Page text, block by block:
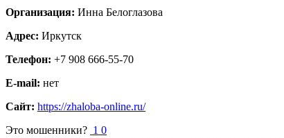
Организация: Инна Белоглазова
Адрес: Иркутск
Телефон: +7 908 666-55-70
E-mail: нет
Сайт: https://zhaloba-online.ru/
Это мошенники? 1 0